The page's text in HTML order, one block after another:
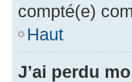
compté(e)
Haut
J’ai perdu